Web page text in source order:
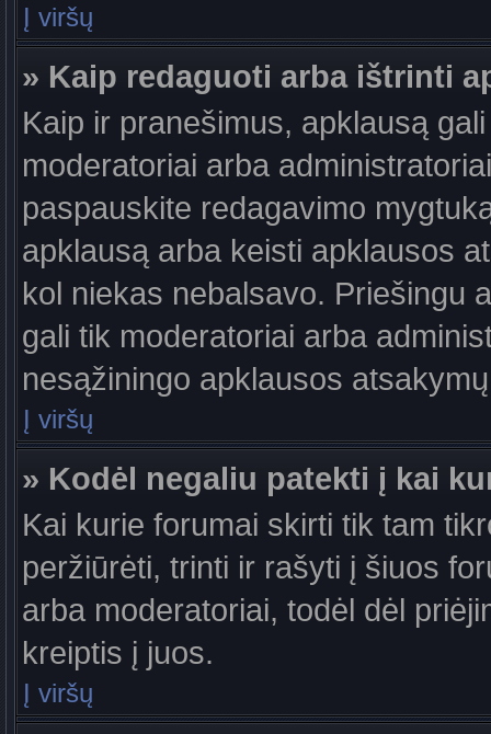
Į viršų
» Kaip redaguoti arba ištrinti
Kaip ir pranešimus, apklausą
moderatoriai arba
paspauskite redagavimo
apklausą arba keisti apklausos
kol niekas nebalsavo. Priešingu
gali tik moderatoriai arba
nesąžiningo apklausos
Į viršų
» Kodėl negaliu patekti į kai
Kai kurie forumai skirti tik tam
peržiūrėti, trinti ir rašyti į šiuos
arba moderatoriai, todėl dėl
kreiptis į juos.
Į viršų